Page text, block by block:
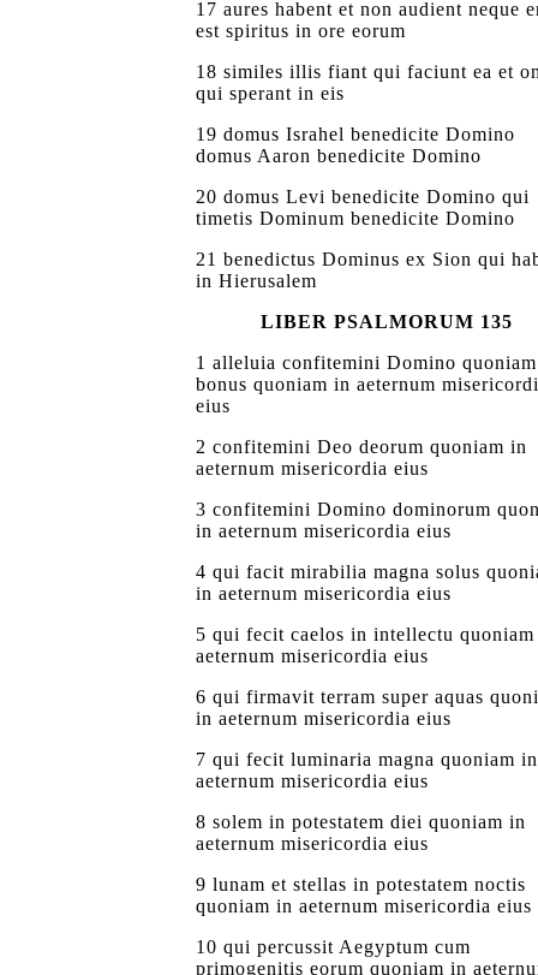
17 aures habent et non audient neque
est spiritus in ore eorum
18 similes illis fiant qui faciunt ea et
qui sperant in eis
19 domus Israhel benedicite Domino
domus Aaron benedicite Domino
20 domus Levi benedicite Domino qui
timetis Dominum benedicite Domino
21 benedictus Dominus ex Sion qui
in Hierusalem
LIBER PSALMORUM 135
1 alleluia confitemini Domino quoniam
bonus quoniam in aeternum
eius
2 confitemini Deo deorum quoniam in
aeternum misericordia eius
3 confitemini Domino dominorum
in aeternum misericordia eius
4 qui facit mirabilia magna solus
in aeternum misericordia eius
5 qui fecit caelos in intellectu
aeternum misericordia eius
6 qui firmavit terram super aquas
in aeternum misericordia eius
7 qui fecit luminaria magna quoniam in
aeternum misericordia eius
8 solem in potestatem diei quoniam in
aeternum misericordia eius
9 lunam et stellas in potestatem noctis
quoniam in aeternum misericordia eius
10 qui percussit Aegyptum cum
primogenitis eorum quoniam in